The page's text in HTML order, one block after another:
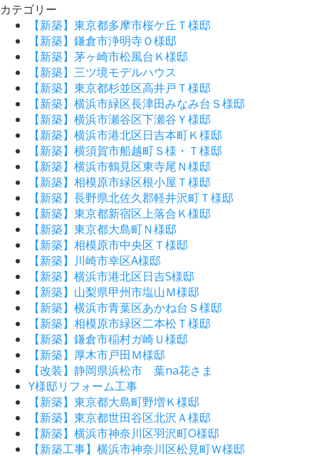
カテゴリー
【新築】東京都多摩市桜ケ丘Ｔ様邸
【新築】鎌倉市浄明寺Ｏ様邸
【新築】茅ヶ崎市松風台Ｋ様邸
【新築】三ツ境モデルハウス
【新築】東京都杉並区高井戸Ｔ様邸
【新築】横浜市緑区長津田みなみ台Ｓ様邸
【新築】横浜市瀬谷区下瀬谷Ｙ様邸
【新築】横浜市港北区日吉本町Ｋ様邸
【新築】横須賀市船越町Ｓ様・Ｔ様邸
【新築】横浜市鶴見区東寺尾Ｎ様邸
【新築】相模原市緑区根小屋Ｔ様邸
【新築】長野県北佐久郡軽井沢町Ｔ様邸
【新築】東京都新宿区上落合Ｋ様邸
【新築】東京都大島町Ｎ様邸
【新築】相模原市中央区Ｔ様邸
【新築】川崎市幸区A様邸
【新築】横浜市港北区日吉S様邸
【新築】山梨県甲州市塩山Ｍ様邸
【新築】横浜市青葉区あかね台Ｓ様邸
【新築】相模原市緑区二本松Ｔ様邸
【新築】鎌倉市稲村ガ崎Ｕ様邸
【新築】厚木市戸田Ｍ様邸
【改装】静岡県浜松市 葉na花さま
Y様邸リフォーム工事
【新築】東京都大島町野増Ｋ様邸
【新築】東京都世田谷区北沢Ａ様邸
【新築】横浜市神奈川区羽沢町O様邸
【新築工事】横浜市神奈川区松見町Ｗ様邸